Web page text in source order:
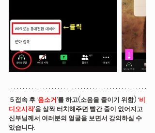
５접속 후 ‘음소거’를 하고(소음을 줄이기 위함) ‘비
디오시작’을 살짝 터치해주면 빨간 줄이 없어지고
신부님께서 여러분의 얼굴을 보면서 강의하실 수
있습니다.